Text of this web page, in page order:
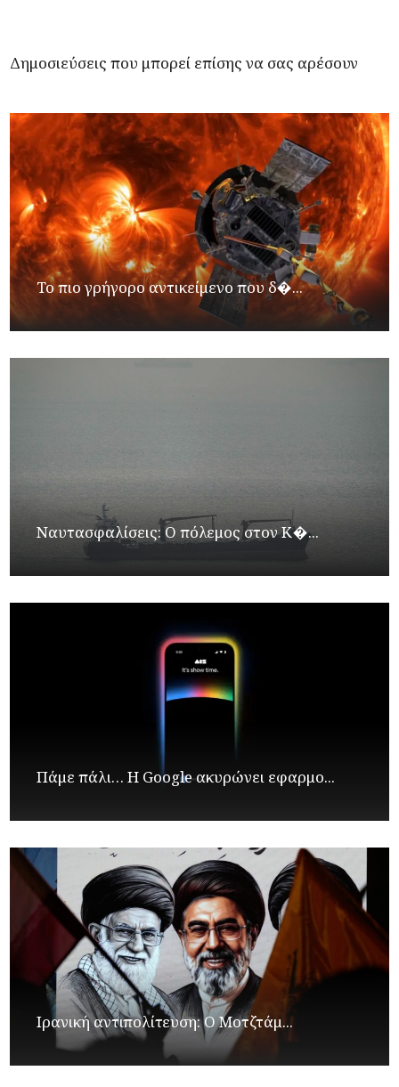
Δημοσιεύσεις που μπορεί επίσης να σας αρέσουν
Το πιο γρήγορο αντικείμενο που δ�...
Ναυτασφαλίσεις: Ο πόλεμος στον Κ�...
Πάμε πάλι… Η Google ακυρώνει εφαρμο...
Ιρανική αντιπολίτευση: Ο Μοτζτάμ...